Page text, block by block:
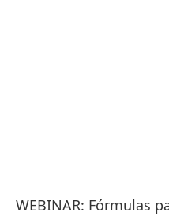
WEBINAR: Fórmulas